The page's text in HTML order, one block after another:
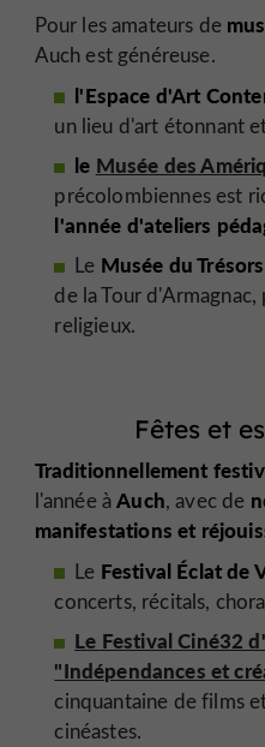
Pour les amateurs de
Auch est généreuse.
l'Espace d'Art
un lieu d'art étonnant
le Musée des
précolombiennes est
l'année d'ateliers
Le Musée du
de la Tour
religieux.
Fêtes et
Traditionnellement
l'année àAuch, avec de
manifestations et
Le Festival Éclat de
concerts, récitals,
Le Festival Ciné32
"Indépendances et
cinquantaine de films
cinéastes.